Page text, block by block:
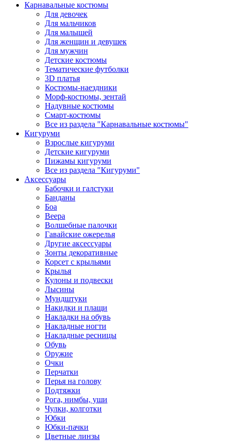
Карнавальные костюмы
Для девочек
Для мальчиков
Для малышей
Для женщин и девушек
Для мужчин
Детские костюмы
Тематические футболки
3D платья
Костюмы-наездники
Морф-костюмы, зентай
Надувные костюмы
Смарт-костюмы
Все из раздела "Карнавальные костюмы"
Кигуруми
Взрослые кигуруми
Детские кигуруми
Пижамы кигуруми
Все из раздела "Кигуруми"
Аксессуары
Бабочки и галстуки
Банданы
Боа
Веера
Волшебные палочки
Гавайские ожерелья
Другие аксессуары
Зонты декоративные
Корсет с крыльями
Крылья
Кулоны и подвески
Лысины
Мундштуки
Накидки и плащи
Накладки на обувь
Накладные ногти
Накладные ресницы
Обувь
Оружие
Очки
Перчатки
Перья на голову
Подтяжки
Рога, нимбы, уши
Чулки, колготки
Юбки
Юбки-пачки
Цветные линзы